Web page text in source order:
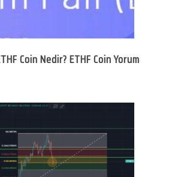
Coin Nedir? ETHF Coin Yorum